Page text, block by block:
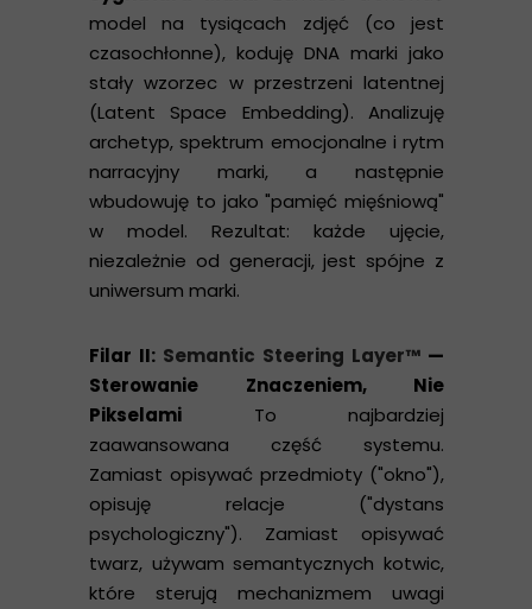
model na tysiącach zdjęć (co jest
czasochłonne), koduję DNA marki jako
stały wzorzec w przestrzeni latentnej
(Latent Space Embedding). Analizuję
archetyp, spektrum emocjonalne i rytm
narracyjny marki, a następnie
wbudowuję to jako "pamięć mięśniową"
w model. Rezultat: każde ujęcie,
niezależnie od generacji, jest spójne z
uniwersum marki.
Filar II: Semantic Steering Layer™ —
Sterowanie Znaczeniem, Nie
Pikselami To najbardziej
zaawansowana część systemu.
Zamiast opisywać przedmioty ("okno"),
opisuję relacje ("dystans
psychologiczny"). Zamiast opisywać
twarz, używam semantycznych kotwic,
które sterują mechanizmem uwagi